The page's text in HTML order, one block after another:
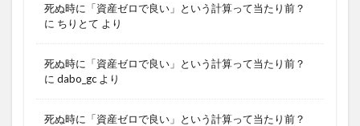
死ぬ時に「資産ゼロで良い」という計算って当たり前？
に ちりとて より
死ぬ時に「資産ゼロで良い」という計算って当たり前？
に dabo_gc より
死ぬ時に「資産ゼロで良い」という計算って当たり前？